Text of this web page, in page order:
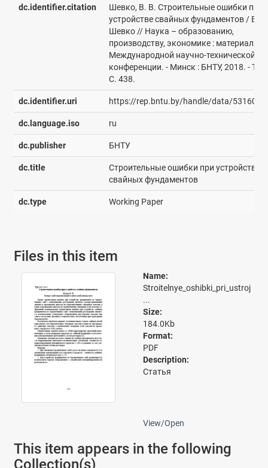
dc.identifier.citation
Шевко, В. В. Строительные ошибки при
устройстве свайных фундаментов / В.
Шевко // Наука – образованию,
производству, экономике : материалы
Международной научно-технической
конференции. - Минск : БНТУ, 2018. - Т.
С. 438.
dc.identifier.uri https://rep.bntu.by/handle/data/53160
dc.language.iso ru
dc.publisher БНТУ
dc.title
Строительные ошибки при устройстве
свайных фундаментов
dc.type Working Paper
Files in this item
Name:
Stroitelnye_oshibki_pri_ustroj
...
Size:
184.0Kb
Format:
PDF
Description:
Статья
View/Open
This item appears in the following
Collection(s)